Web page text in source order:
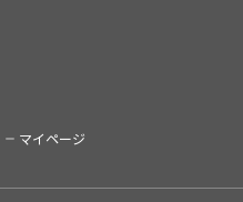
マイページ